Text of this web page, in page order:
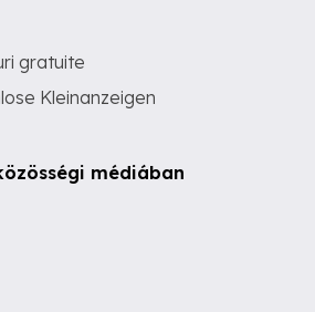
gratuite
Kleinanzeigen
médiában